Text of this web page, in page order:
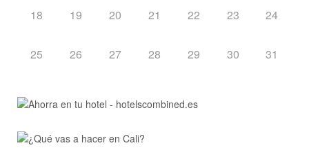
18 19 20 21 22 23 24
25 26 27 28 29 30 31